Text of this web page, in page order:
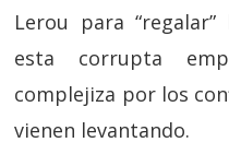
Lerou para
esta corrupta
complejiza por los
vienen levantando.